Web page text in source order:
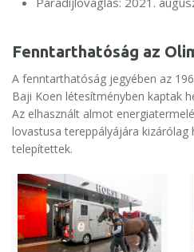
Fenntarthatóság az
A fenntarthatóság jegyében az
Baji Koen létesítményben kaptak
Az elhasznált almot
lovastusa tereppályájára
telepítettek.